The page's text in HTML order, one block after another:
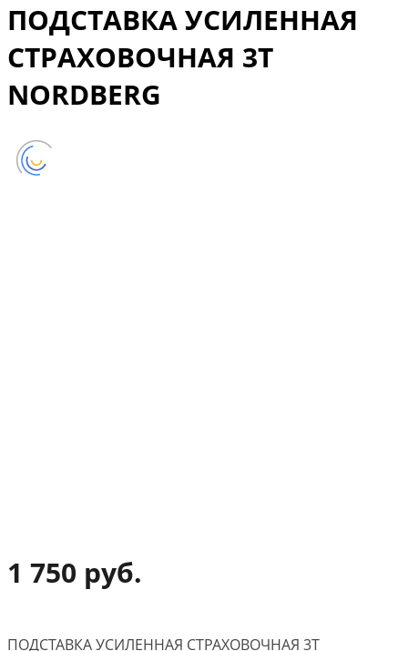
ПОДСТАВКА УСИЛЕННАЯ
СТРАХОВОЧНАЯ 3Т
NORDBERG
1 750 руб.
ПОДСТАВКА УСИЛЕННАЯ СТРАХОВОЧНАЯ 3Т